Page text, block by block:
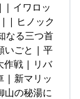
| イワロッ
| | ヒノック
なる三つ首
いごと | 平
作戦 | リバ
| 新マリッ
の秘湯に